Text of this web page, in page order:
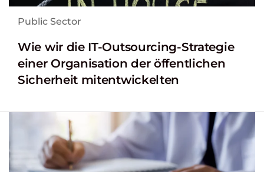
Public Sector
Wie wir die IT-Outsourcing-Strategie
einer Organisation der öffentlichen
Sicherheit mitentwickelten